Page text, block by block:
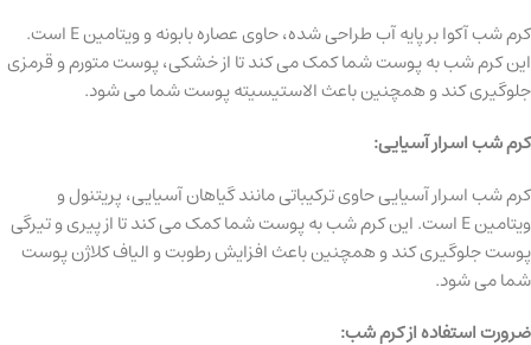
کرم شب آکوا بر پایه آب طراحی شده، حاوی عصاره بابونه و ویتامین E است.
این کرم شب به پوست شما کمک می کند تا از خشکی، پوست متورم و قرمزی
جلوگیری کند و همچنین باعث الاستیسیته پوست شما می شود.
کرم شب اسرار آسیایی:
کرم شب اسرار آسیایی حاوی ترکیباتی مانند گیاهان آسیایی، پریتنول و
ویتامین E است. این کرم شب به پوست شما کمک می کند تا از پیری و تیرگی
پوست جلوگیری کند و همچنین باعث افزایش رطوبت و الیاف کلاژن پوست
شما می شود.
ضرورت استفاده از کرم شب: